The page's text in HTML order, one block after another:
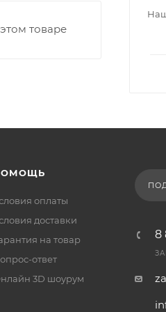
товаре
оплаты
доставки
на товар
ответ
3D шоурум
8